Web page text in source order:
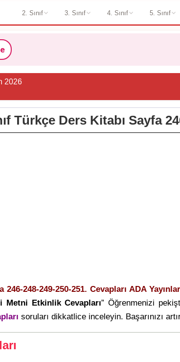
2. Sınıf 3. Sınıf 4. Sınıf 5. Sınıf
2026
Türkçe Ders Kitabı Sayfa
248-249-250-251. Cevapları ADA
Metni Etkinlik Cevapları” Öğrenmenizi
soruları dikkatlice inceleyin. Başarınızı